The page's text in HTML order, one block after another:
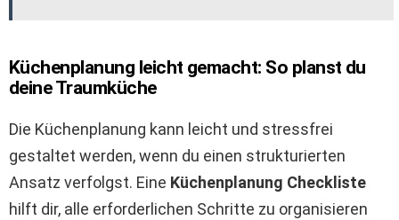
Küchenplanung leicht gemacht: So planst du
deine Traumküche
Die Küchenplanung kann leicht und stressfrei
gestaltet werden, wenn du einen strukturierten
Ansatz verfolgst. Eine Küchenplanung Checkliste
hilft dir, alle erforderlichen Schritte zu organisieren